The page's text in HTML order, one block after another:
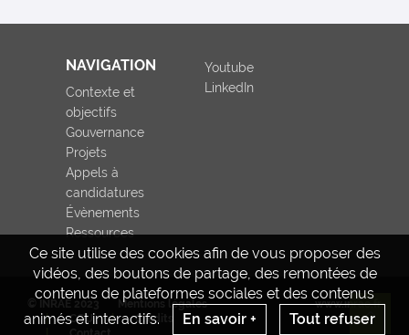
Ce site utilise des cookies afin de vous proposer des
vidéos, des boutons de partage, des remontées de
contenus de plateformes sociales et des contenus
animés et interactifs.
En savoir + Tout refuser
NAVIGATION
Contexte et
objectifs
Gouvernance
Projets
Appels à
candidatures
Évènements
Ressources
Youtube
LinkedIn
Mentions légales
CGU
Crédits
www.inrae.fr